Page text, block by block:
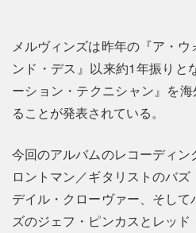
メルヴィンズは昨年の『ア・
ンド・デス』以来約1年振りと
ーション・テクニシャン』を
ることが発表されている。
今回のアルバムのレコーディ
ロントマン／ギタリストのバ
デイル・クローヴァー、そし
ズのジェフ・ピンカスとレッド